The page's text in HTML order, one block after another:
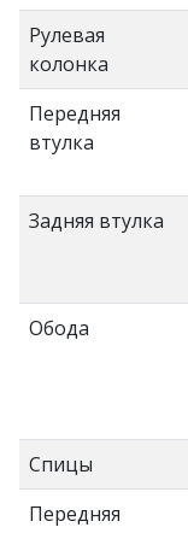
Рулевая
колонка
Передняя
втулка
Задняя втулка
Обода
Спицы
Передняя